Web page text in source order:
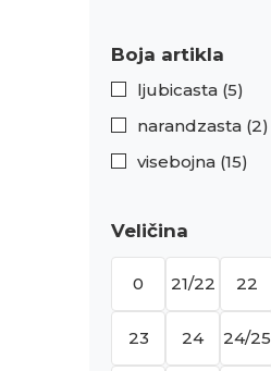
Boja artikla
ljubicasta (5)
narandzasta (2)
visebojna (15)
Veličina
0 21/22 22
23 24 24/25